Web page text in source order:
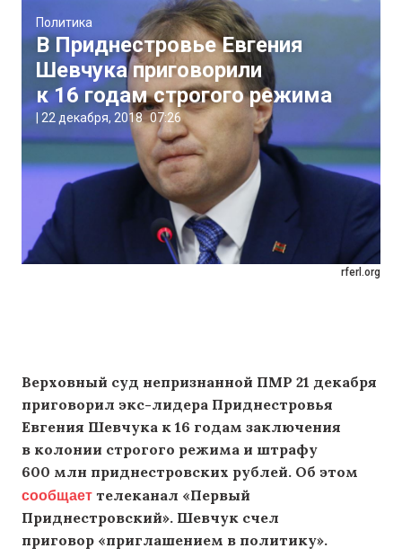
rferl.org
Политика
В Приднестровье Евгения
Шевчука приговорили
к 16 годам строгого режима
22 декабря, 2018 07:26
Верховный суд непризнанной ПМР 21 декабря
приговорил экс-лидера Приднестровья
Евгения Шевчука к 16 годам заключения
в колонии строгого режима и штрафу
600 млн приднестровских рублей. Об этом
сообщает телеканал «Первый
Приднестровский». Шевчук счел
приговор «приглашением в политику».